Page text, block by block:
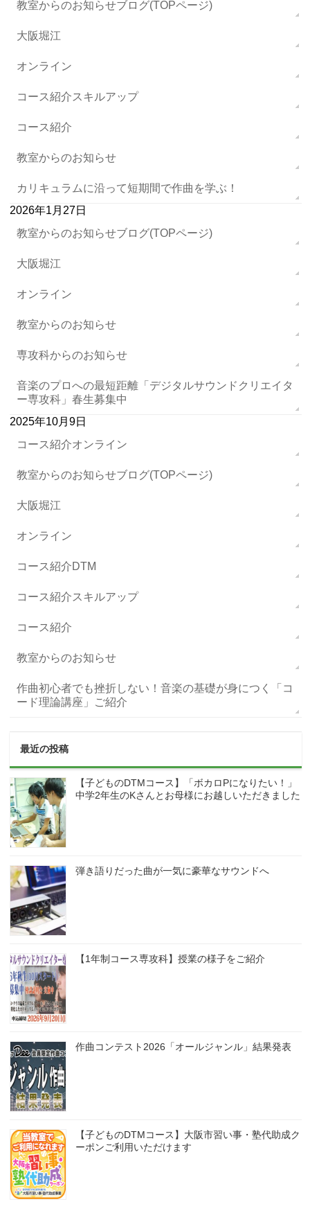
教室からのお知らせブログ(TOPページ)
大阪堀江
オンライン
コース紹介スキルアップ
コース紹介
教室からのお知らせ
カリキュラムに沿って短期間で作曲を学ぶ！
2026年1月27日
教室からのお知らせブログ(TOPページ)
大阪堀江
オンライン
教室からのお知らせ
専攻科からのお知らせ
音楽のプロへの最短距離「デジタルサウンドクリエイタ
ー専攻科」春生募集中
2025年10月9日
コース紹介オンライン
教室からのお知らせブログ(TOPページ)
大阪堀江
オンライン
コース紹介DTM
コース紹介スキルアップ
コース紹介
教室からのお知らせ
作曲初心者でも挫折しない！音楽の基礎が身につく「コ
ード理論講座」ご紹介
最近の投稿
【子どものDTMコース】「ボカロPになりたい！」
中学2年生のKさんとお母様にお越しいただきました
弾き語りだった曲が一気に豪華なサウンドへ
【1年制コース専攻科】授業の様子をご紹介
作曲コンテスト2026「オールジャンル」結果発表
【子どものDTMコース】大阪市習い事・塾代助成ク
ーポンご利用いただけます